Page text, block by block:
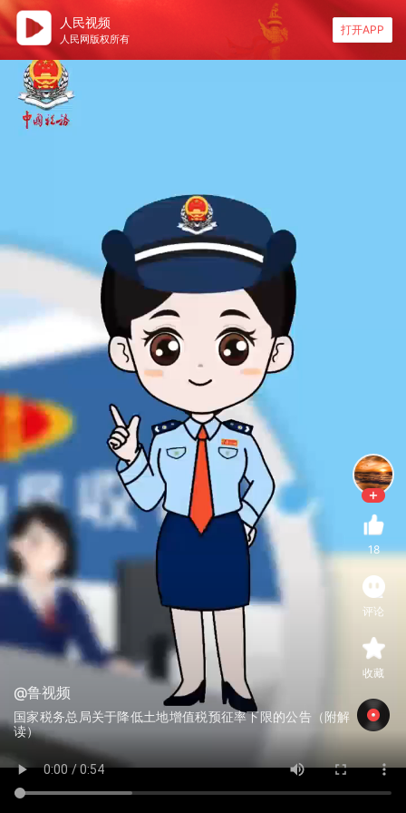
人民视频
人民网版权所有
打开APP
18
评论
收藏
@鲁视频
国家税务总局关于降低土地增值税预征率下限的公告（附解
读）